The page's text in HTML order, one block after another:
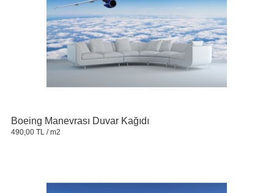
Boeing Manevrası Duvar Kağıdı
490,00 TL/ m2